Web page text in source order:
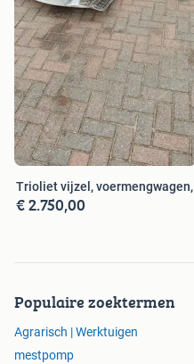
Trioliet vijzel, voermengwagen,
€ 2.750,00
Populaire zoektermen
Agrarisch | Werktuigen
mestpomp